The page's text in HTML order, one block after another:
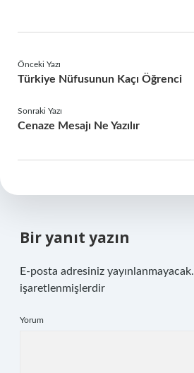
Önceki Yazı
Türkiye Nüfusunun Kaçı Öğrenci
Sonraki Yazı
Cenaze Mesajı Ne Yazılır
Bir yanıt yazın
E-posta adresiniz yayınlanmayacak.
işaretlenmişlerdir
Yorum